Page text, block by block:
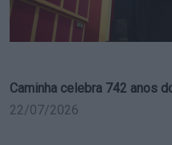
Caminha celebra 742 anos
22/07/2026